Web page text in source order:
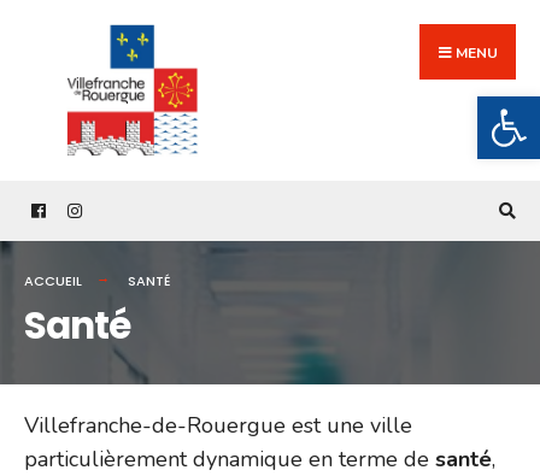
content
MENU
ACCUEIL SANTÉ
Santé
Villefranche-de-Rouergue est une ville
particulièrement dynamique en terme de santé,